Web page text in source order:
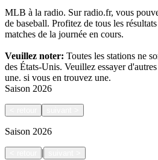
MLB à la radio. Sur radio.fr, vous
de baseball. Profitez de tous les
matches de la journée en cours.
Veuillez noter: Toutes les stations ne
des États-Unis. Veuillez essayer
une. si vous en trouvez une.
Saison 2026
Saison 2026
|